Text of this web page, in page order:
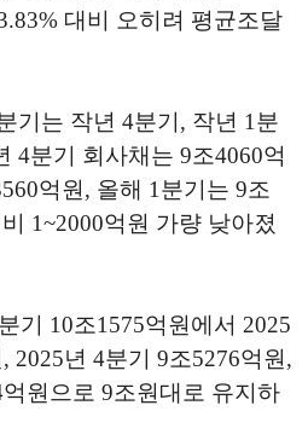
대비 오히려 평균조달
기는 작년 4분기, 작년 1분
4분기 회사채는 9조4060억
억원, 올해 1분기는 9조
1~2000억원 가량 낮아졌
기 10조1575억원에서 2025
2025년 4분기 9조5276억원,
원으로 9조원대로 유지하